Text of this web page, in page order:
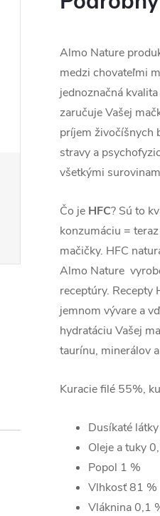
Almo Nature
medzi chovateľmi
jednoznačná
zaručuje Vašej
príjem živočíšnych
stravy a
všetkými
Čo je HFC? Sú to
konzumáciu =
mačičky. HFC
Almo Nature
receptúry. Recepty
jemnom vývare a
hydratáciu Vašej
taurínu, minerálov
Kuracie filé 55%,
Dusíkaté
Oleje a tuky
Popol 1 %
Vlhkosť 81 %
Vláknina 0,1